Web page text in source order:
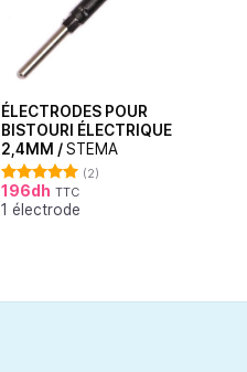
ÉLECTRODES POUR
BISTOURI ÉLECTRIQUE
2,4MM /STEMA
Note5.00
sur 5
(2)
196dh TTC
1 électrode